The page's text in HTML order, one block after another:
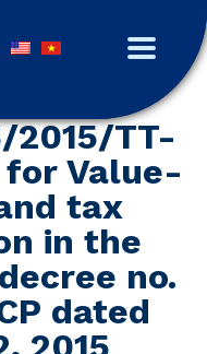
2015/TT-
for Value-
tax
in the
no.
dated